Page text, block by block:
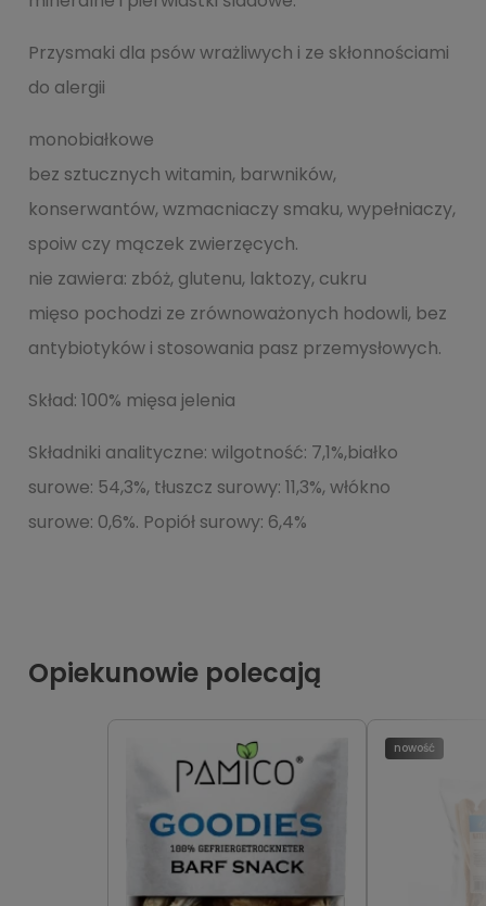
Przysmaki dla psów wrażliwych i ze skłonnościami
do alergii
monobiałkowe
bez sztucznych witamin, barwników,
konserwantów, wzmacniaczy smaku, wypełniaczy,
spoiw czy mączek zwierzęcych.
nie zawiera: zbóż, glutenu, laktozy, cukru
mięso pochodzi ze zrównoważonych hodowli, bez
antybiotyków i stosowania pasz przemysłowych.
Skład: 100% mięsa jelenia
Składniki analityczne: wilgotność: 7,1%,białko
surowe: 54,3%, tłuszcz surowy: 11,3%, włókno
surowe: 0,6%. Popiół surowy: 6,4%
Opiekunowie polecają
nowość